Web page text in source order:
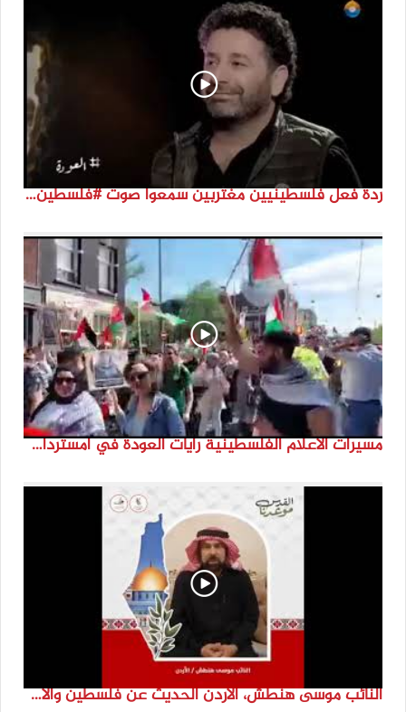
ردة فعل فلسطينيين مغتربين سمعوا صوت #فلسطين لأول مرة #نتماء2022 #القدس_موعدنا #النكبة74
مسيرات الاعلام الفلسطينية رايات العودة في امستردام #النكبة74 #انتماء2022 #القدس_موعدنا
النائب موسى هنطش، الأردن الحديث عن فلسطين والاقصى هو عنصر تحدي من تحديات الأُمة في تاريخها الطويل. #انتماء2022